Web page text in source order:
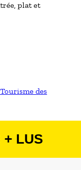
plat et
des
+ LUS